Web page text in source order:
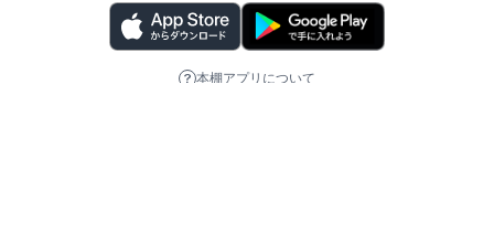
本棚アプリについて